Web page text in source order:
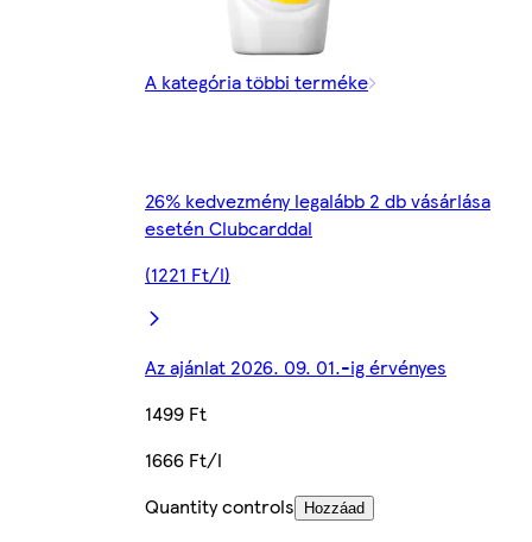
A kategória többi terméke
26% kedvezmény legalább 2 db vásárlása
esetén Clubcarddal
(1221 Ft/l)
Az ajánlat 2026. 09. 01.-ig érvényes
1499 Ft
1666 Ft/l
Quantity controls
Hozzáad